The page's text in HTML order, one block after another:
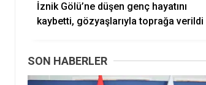
İznik Gölü’ne düşen genç hayatını
kaybetti, gözyaşlarıyla toprağa verildi
SON HABERLER